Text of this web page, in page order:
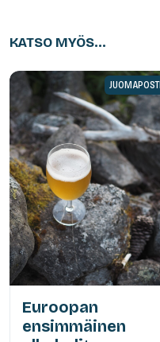
KATSO MYÖS...
JUOMAPOSTI
Euroopan
ensimmäinen